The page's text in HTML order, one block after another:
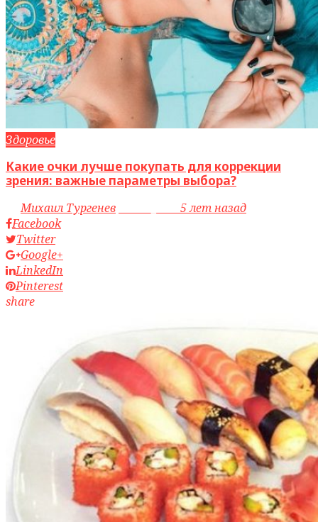
Здоровье
Какие очки лучше покупать для коррекции
зрения: важные параметры выбора?
byМихаил Тургенев
5 лет назад
Facebook
Twitter
Google+
LinkedIn
Pinterest
share